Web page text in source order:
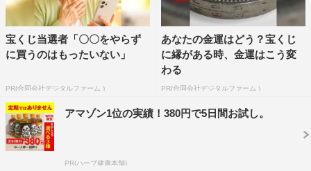
『銀河鉄道 999 40周年記念生ドラマ「銀河鉄道 999
Galaxy Live Drama」』
6月18日（月）後 8・00～9・30
チャンネル ：BS スカパー!（BS241／プレミアムサービ
ス 579）
視聴方法 ：スカパー! のいずれかのチャンネルまたはパッ
宝くじ当選者「〇〇をやらず
に買うのはもったいない」
PR(合同会社デジタルファーム )
あなたの金運はどう？宝くじ
に縁がある時、金運はこう変
わる
PR(合同会社デジタルファーム )
アマゾン1位の実績！380円で5日間お試し。
PR(ハーブ健康本舗)